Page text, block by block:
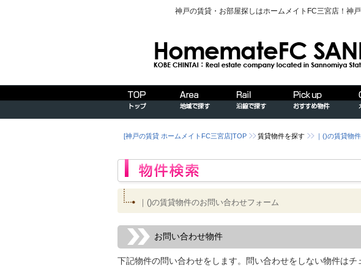
神戸の賃貸・お部屋探しはホームメイトFC三宮店！神
[神戸の賃貸 ホームメイトFC三宮店]TOP 賃貸物件を探す ｜()の賃貸物
｜()の賃貸物件のお問い合わせフォーム
お問い合わせ物件
下記物件の問い合わせをします。問い合わせをしない物件はチ